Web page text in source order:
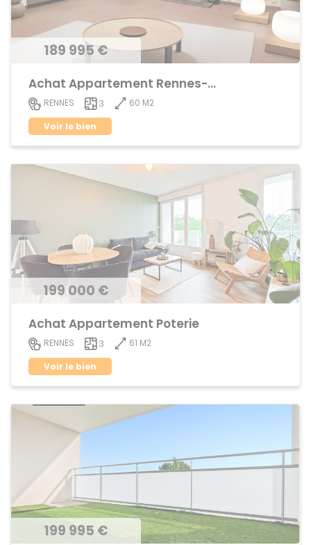
189 995 €
Achat Appartement Rennes-Cleunay
RENNES 3
60 M2
Voir le bien
199 000 €
Achat Appartement Poterie
RENNES 3
61 M2
Voir le bien
199 995 €